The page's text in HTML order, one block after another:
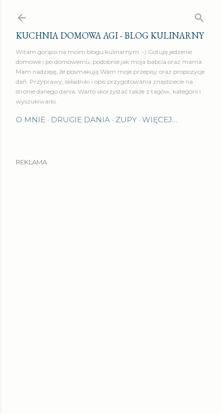
KUCHNIA DOMOWA AGI - BLOG KULINARNY
Witam gorąco na moim blogu kulinarnym :-) Gotuję jedzenie
domowe i po domowemu, podobnie jak moja babcia oraz mama.
Mam nadzieję, że posmakują Wam moje przepisy oraz propozycje
dań. Przyprawy, składniki i opis przygotowania znajdziecie na
stronie danego dania. Warto skorzystać także z tagów, kategorii i
wyszukiwarki.
O MNIE DRUGIE DANIA ZUPY WIĘCEJ…
REKLAMA